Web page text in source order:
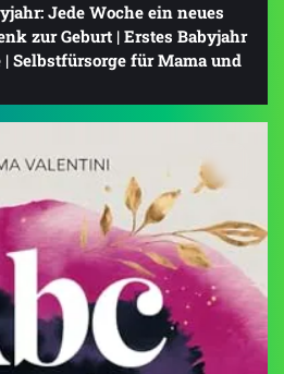
Jede Woche ein neues
zur Geburt | Erstes Babyjahr
Selbstfürsorge für Mama und